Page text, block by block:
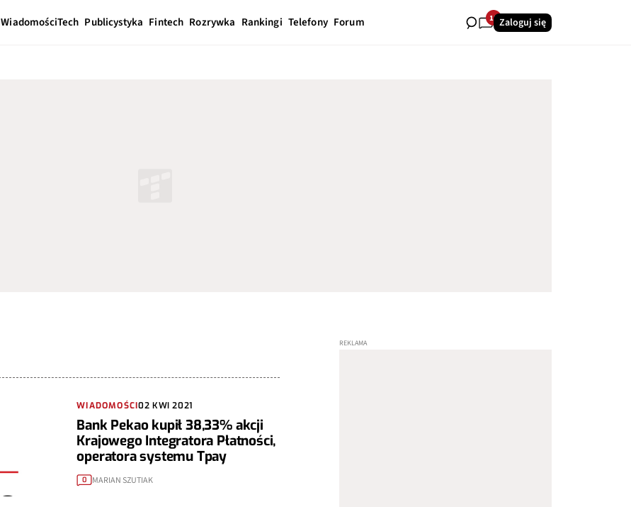
WiadomościTech Publicystyka Fintech Rozrywka Rankingi Telefony Forum 15Zaloguj się
WIADOMOŚCI02 KWI 2021
Bank Pekao kupił 38,33% akcji
Krajowego Integratora Płatności,
operatora systemu Tpay
0 MARIAN SZUTIAK